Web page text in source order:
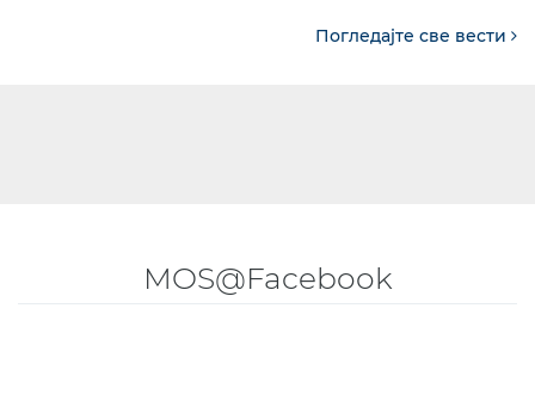
Погледајте све вести
MOS@Facebook